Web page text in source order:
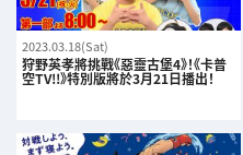
2023.03.18(Sat)
狩野英孝將挑戰《惡靈古堡4》！《卡普
空TV!!》特別版將於3月21日播出！